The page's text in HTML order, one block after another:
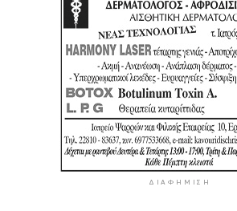
ΔΙΑΦΉΜΙΣΗ